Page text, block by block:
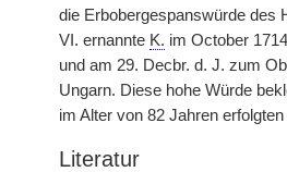
die Erbobergespanswürde des
VI. ernannte K. im October
und am 29. Decbr. d. J. zum
Ungarn. Diese hohe Würde
im Alter von 82 Jahren erfolgten
Literatur